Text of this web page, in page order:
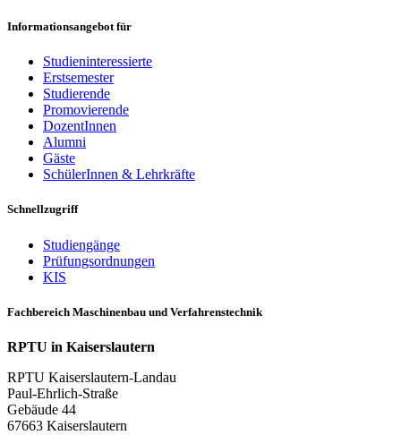
Informationsangebot für
Studieninteressierte
Erstsemester
Studierende
Promovierende
DozentInnen
Alumni
Gäste
SchülerInnen & Lehrkräfte
Schnellzugriff
Studiengänge
Prüfungsordnungen
KIS
Fachbereich Maschinenbau und Verfahrenstechnik
RPTU in Kaiserslautern
RPTU Kaiserslautern-Landau
Paul-Ehrlich-Straße
Gebäude 44
67663 Kaiserslautern